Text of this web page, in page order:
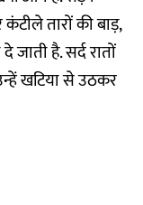
तारों की बाड़,
है. सर्द रातों
खटिया से उठकर